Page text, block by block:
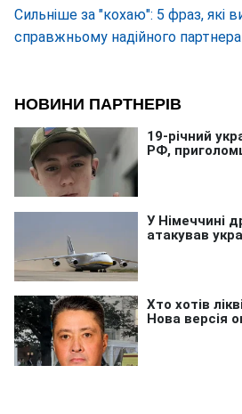
Сильніше за "кохаю": 5 фраз, які
справжньому надійного партнера